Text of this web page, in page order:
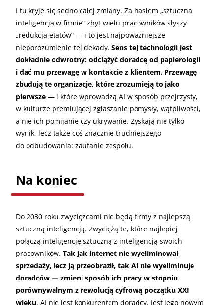
I tu kryje się sedno całej zmiany. Za hasłem „sztuczna
inteligencja w firmie” zbyt wielu pracowników słyszy
„redukcja etatów” — i to jest najpoważniejsze
nieporozumienie tej dekady. Sens tej technologii jest
dokładnie odwrotny: odciążyć doradcę od papierologii
i dać mu przewagę w kontakcie z klientem. Przewagę
zbudują te organizacje, które zrozumieją to jako
pierwsze — i które wprowadzą AI w sposób przejrzysty,
w kulturze premiującej zgłaszanie pomysły, wątpliwości,
a nie ich pomijanie czy ukrywanie. Zyskają nie tylko
wynik, lecz także coś znacznie trudniejszego
do odbudowania: zaufanie zespołu.
Na koniec
Do 2030 roku zwycięzcami nie będą firmy z najlepszą
sztuczną inteligencją. Zwyciężą te, które najlepiej
połączą inteligencję sztuczną z inteligencją swoich
pracowników. Tak jak internet nie wyeliminował
sprzedaży, lecz ją przeobraził, tak AI nie wyeliminuje
doradców — zmieni sposób ich pracy w stopniu
porównywalnym z rewolucją cyfrową początku XXI
wieku. AI nie jest konkurentem doradcy. Jest jego nowym